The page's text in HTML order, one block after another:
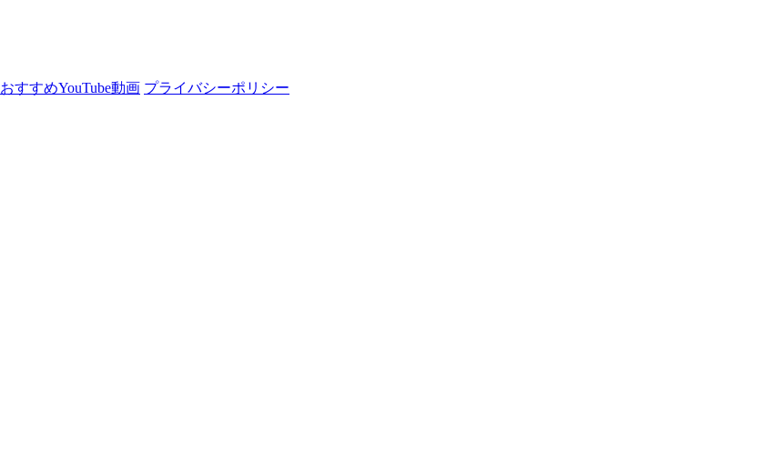
おすすめYouTube動画 プライバシーポリシー